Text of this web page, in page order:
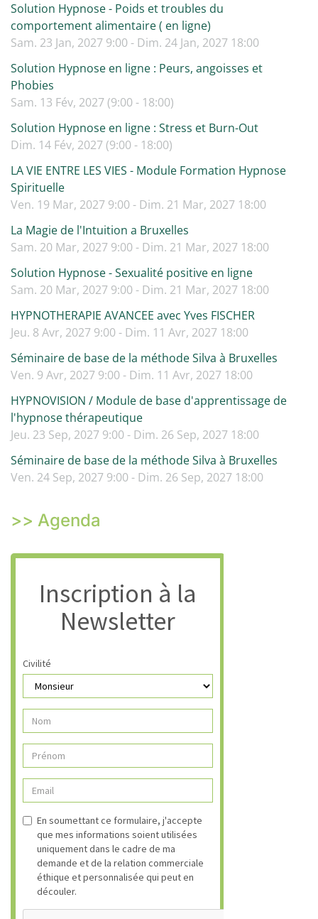
Solution Hypnose - Poids et troubles du
comportement alimentaire ( en ligne)
Sam. 23 Jan, 2027 9:00 - Dim. 24 Jan, 2027 18:00
Solution Hypnose en ligne : Peurs, angoisses et
Phobies
Sam. 13 Fév, 2027 (9:00 - 18:00)
Solution Hypnose en ligne : Stress et Burn-Out
Dim. 14 Fév, 2027 (9:00 - 18:00)
LA VIE ENTRE LES VIES - Module Formation Hypnose
Spirituelle
Ven. 19 Mar, 2027 9:00 - Dim. 21 Mar, 2027 18:00
La Magie de l'Intuition a Bruxelles
Sam. 20 Mar, 2027 9:00 - Dim. 21 Mar, 2027 18:00
Solution Hypnose - Sexualité positive en ligne
Sam. 20 Mar, 2027 9:00 - Dim. 21 Mar, 2027 18:00
HYPNOTHERAPIE AVANCEE avec Yves FISCHER
Jeu. 8 Avr, 2027 9:00 - Dim. 11 Avr, 2027 18:00
Séminaire de base de la méthode Silva à Bruxelles
Ven. 9 Avr, 2027 9:00 - Dim. 11 Avr, 2027 18:00
HYPNOVISION / Module de base d'apprentissage de
l'hypnose thérapeutique
Jeu. 23 Sep, 2027 9:00 - Dim. 26 Sep, 2027 18:00
Séminaire de base de la méthode Silva à Bruxelles
Ven. 24 Sep, 2027 9:00 - Dim. 26 Sep, 2027 18:00
>> Agenda